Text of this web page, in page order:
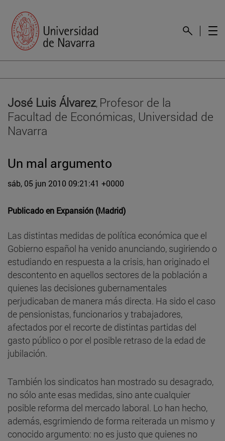
José Luis Álvarez, Profesor de la
Facultad de Económicas, Universidad de
Navarra
Un mal argumento
sáb, 05 jun 2010 09:21:41 +0000
Publicado en Expansión (Madrid)
Las distintas medidas de política económica que el
Gobierno español ha venido anunciando, sugiriendo o
estudiando en respuesta a la crisis, han originado el
descontento en aquellos sectores de la población a
quienes las decisiones gubernamentales
perjudicaban de manera más directa. Ha sido el caso
de pensionistas, funcionarios y trabajadores,
afectados por el recorte de distintas partidas del
gasto público o por el posible retraso de la edad de
jubilación.
También los sindicatos han mostrado su desagrado,
no sólo ante esas medidas, sino ante cualquier
posible reforma del mercado laboral. Lo han hecho,
además, esgrimiendo de forma reiterada un mismo y
conocido argumento: no es justo que quienes no